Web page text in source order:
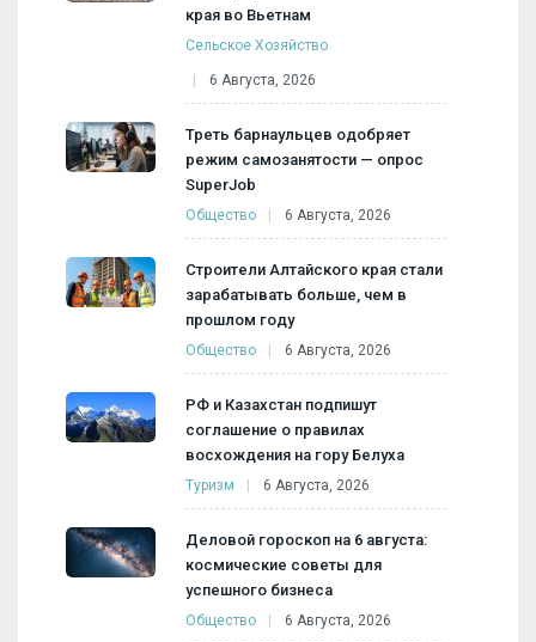
края во Вьетнам
Сельское Хозяйство
6 Августа, 2026
Треть барнаульцев одобряет
режим самозанятости — опрос
SuperJob
Общество 6 Августа, 2026
Строители Алтайского края стали
зарабатывать больше, чем в
прошлом году
Общество 6 Августа, 2026
РФ и Казахстан подпишут
соглашение о правилах
восхождения на гору Белуха
Туризм 6 Августа, 2026
Деловой гороскоп на 6 августа:
космические советы для
успешного бизнеса
Общество 6 Августа, 2026